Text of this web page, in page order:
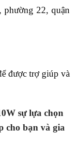
22, quận
được trợ giúp và
sự lựa chọn
cho bạn và gia